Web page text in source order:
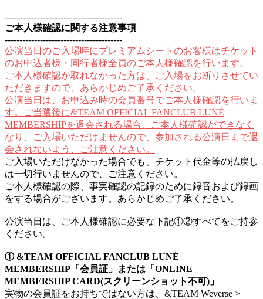
----------------------------------------
ご本人様確認に関する注意事項
----------------------------------------
公演当日のご入場時にプレミアムシートのお客様はチケット
のお申込者様・同行者様全員のご本人様確認を行います。
ご本人様確認が取れなかった方は、ご入場をお断りさせてい
ただきますので、あらかじめご了承ください。
公演当日は、お申込み時の会員番号でご本人様確認を行いま
す。ご当選後に&TEAM OFFICIAL FANCLUB LUNÉ
MEMBERSHIPを退会される場合、ご本人様確認ができなく
なり、ご入場いただけませんので、参加される公演日まで退
会されないよう、ご注意ください。
ご入場いただけなかった場合でも、チケット代金等の払戻し
は一切行いませんので、ご注意ください。
ご本人様確認の際、事実確認の記録のために録音および録画
をする場合がございます。あらかじめご了承ください。
公演当日は、ご本人様確認に必要な下記①②すべてをご持参
ください。
① &TEAM OFFICIAL FANCLUB LUNÉ
MEMBERSHIP「会員証」または「ONLINE
MEMBERSHIP CARD(スクリーンショット不可)」
実物の会員証をお持ちではない方は、&TEAM Weverse >